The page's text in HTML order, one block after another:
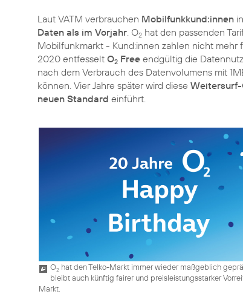
Laut VATM verbrauchen Mobilfunkkund:innen
Daten als im Vorjahr . O2 hat den passenden
Mobilfunkmarkt - Kund:innen zahlen nicht mehr
2020 entfesselt O2 Free endgültig die
nach dem Verbrauch des Datenvolumens mit
können. Vier Jahre später wird diese
neuen Standard einführt.
O2 hat den Telko-Markt immer wieder maßgeblich
bleibt auch künftig fairer und preisleistungsstarker
Markt.